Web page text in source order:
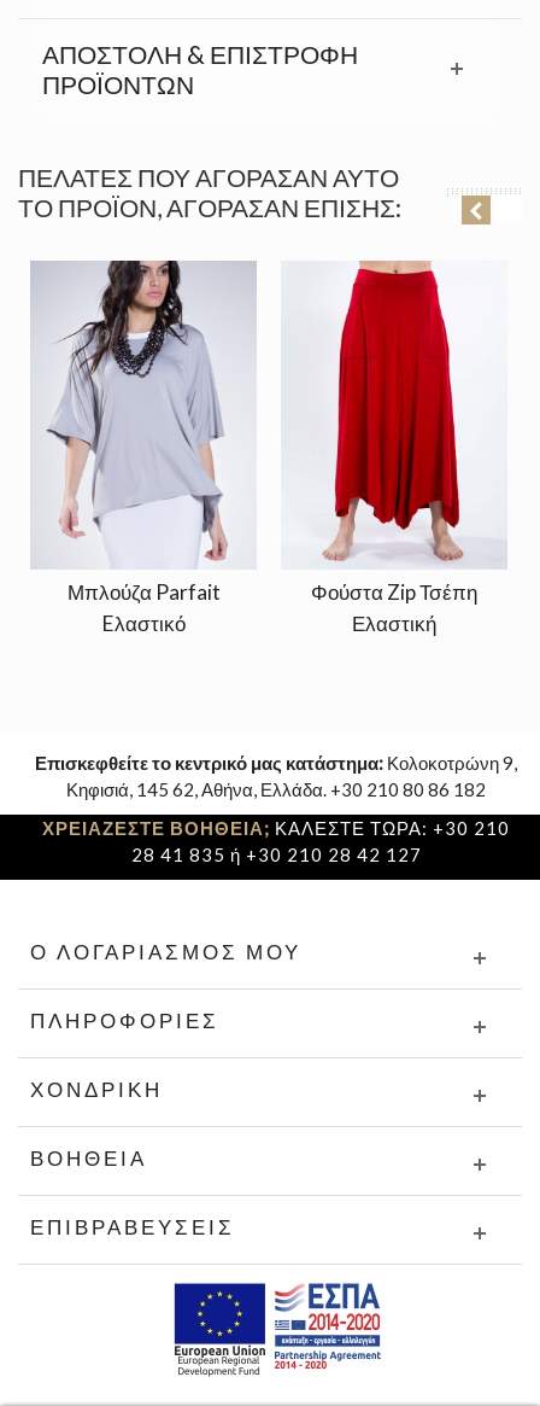
ΑΠΟΣΤΟΛΉ & ΕΠΙΣΤΡΟΦΉ
ΠΡΟΪΟΝΤΩΝ
ΠΕΛΆΤΕΣ ΠΟΥ ΑΓΌΡΑΣΑΝ ΑΥΤΌ
ΤΟ ΠΡΟΪΌΝ, ΑΓΌΡΑΣΑΝ ΕΠΊΣΗΣ:
Μπλούζα Parfait
Eλαστικό
Φούστα Zip Τσέπη
Ελαστική
Επισκεφθείτε το κεντρικό μας κατάστημα: Κολοκοτρώνη 9,
Κηφισιά, 145 62, Αθήνα, Ελλάδα. +30 210 80 86 182
ΧΡΕΙΑΖΕΣΤΕ ΒΟΗΘΕΙΑ; ΚΑΛΕΣΤΕ ΤΩΡΑ: +30 210
28 41 835 ή +30 210 28 42 127
Ο ΛΟΓΑΡΙΑΣΜΌΣ ΜΟΥ
ΠΛΗΡΟΦΟΡΊΕΣ
ΧΟΝΔΡΙΚΉ
ΒΟΉΘΕΙΑ
ΕΠΙΒΡΑΒΕΎΣΕΙΣ